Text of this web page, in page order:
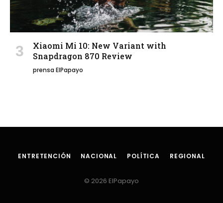
Xiaomi Mi 10: New Variant with
Snapdragon 870 Review
prensa ElPapayo
ENTRETENCIÓN NACIONAL POLÍTICA REGIONAL
© 2026 ElPapayo